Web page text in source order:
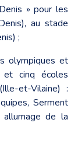
» pour les
au stade
;
olympiques et
et cinq écoles
et-Vilaine) :
Serment
allumage de la